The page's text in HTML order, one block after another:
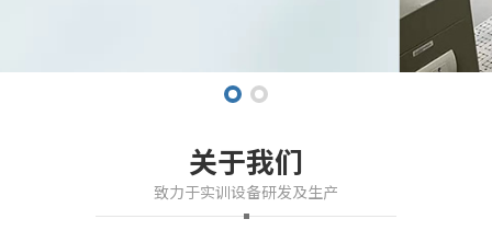
关于我们
致力于实训设备研发及生产